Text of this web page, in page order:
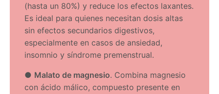
(hasta un 80%) y reduce los efectos laxantes.
Es ideal para quienes necesitan dosis altas
sin efectos secundarios digestivos,
especialmente en casos de ansiedad,
insomnio y síndrome premenstrual.
● Malato de magnesio. Combina magnesio
con ácido málico, compuesto presente en